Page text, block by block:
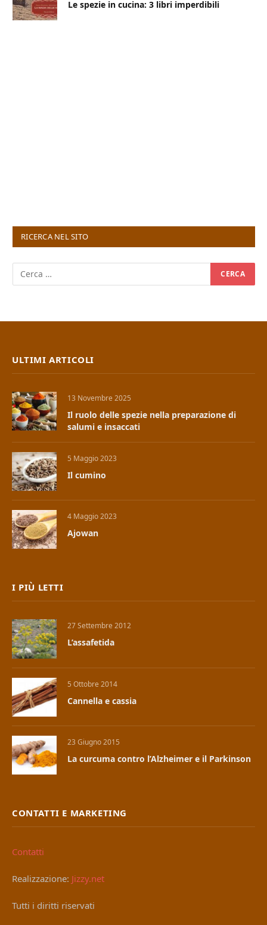
Le spezie in cucina: 3 libri imperdibili
RICERCA NEL SITO
ULTIMI ARTICOLI
13 Novembre 2025
Il ruolo delle spezie nella preparazione di
salumi e insaccati
5 Maggio 2023
Il cumino
4 Maggio 2023
Ajowan
I PIÙ LETTI
27 Settembre 2012
L’assafetida
5 Ottobre 2014
Cannella e cassia
23 Giugno 2015
La curcuma contro l’Alzheimer e il Parkinson
CONTATTI E MARKETING
Contatti
Realizzazione: Jizzy.net
Tutti i diritti riservati